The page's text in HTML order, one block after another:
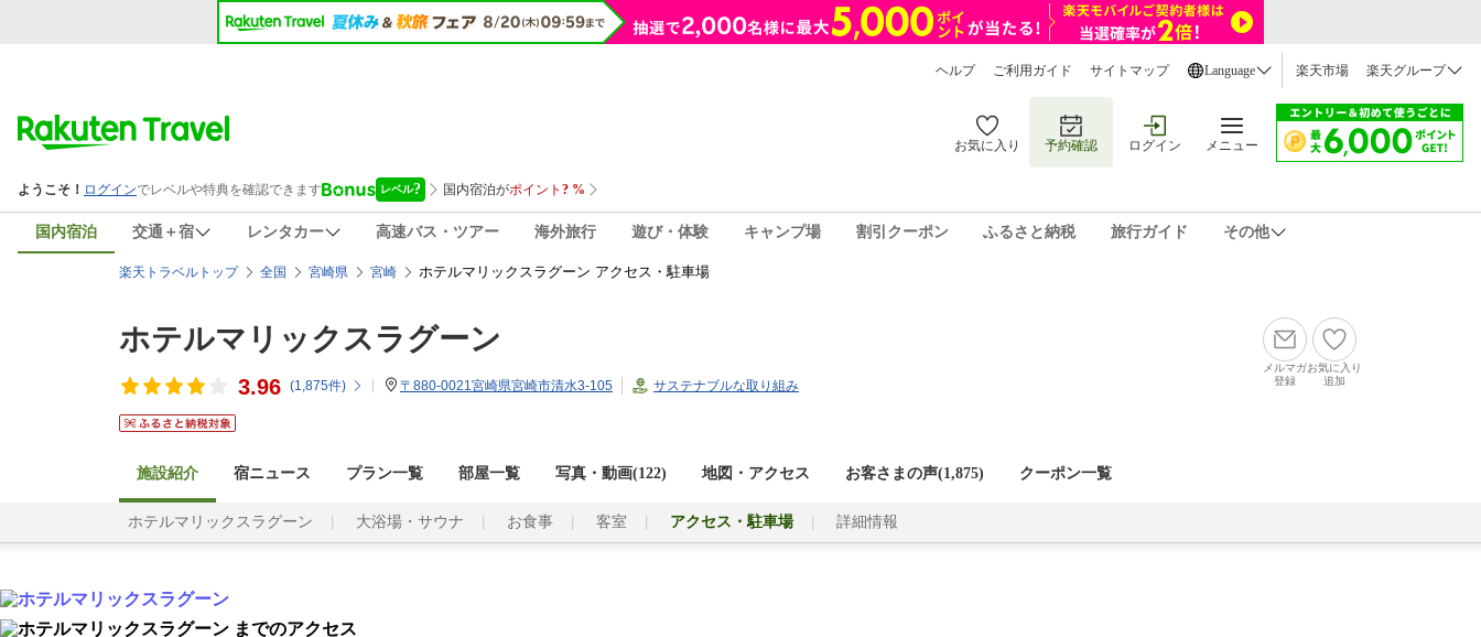
ヘルプ ご利用ガイド サイトマップ Language 楽天市場 楽天グループ
お気に入り 予約確認 ログイン メニュー
国内宿泊 交通＋宿 レンタカー 高速バス・ツアー 海外旅行 遊び・体験 キャンプ場 割引クーポン ふるさと納税 旅行ガイド その他
楽天トラベルトップ 全国 宮崎県 宮崎 ホテルマリックスラグーン アクセス・駐車場
ホテルマリックスラグーン
3.96 (1,875件) 〒880-0021宮崎県宮崎市清水3-105 サステナブルな取り組み
メルマガ
登録
お気に入り
追加
施設紹介 宿ニュース プラン一覧 部屋一覧 写真・動画(122) 地図・アクセス お客さまの声(1,875) クーポン一覧
ホテルマリックスラグーン 大浴場・サウナ お食事 客室 アクセス・駐車場 詳細情報